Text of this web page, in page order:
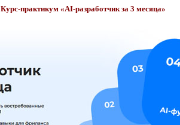
Курс-практикум «AI-разработчик за 3 месяца»